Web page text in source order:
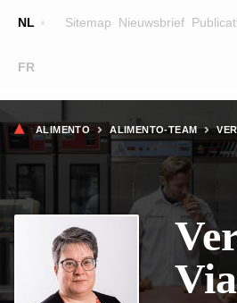
NL
FR
Sitemap Nieuwsbrief
Main
navigation
LESGEVERS
TEAM
CONTACT
Kruimelpad
ALIMENTO ALIMENTO-TEAM